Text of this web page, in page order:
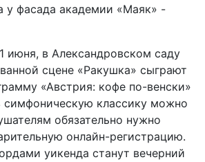
у фасада академии «Маяк» -
июня, в Александровском саду
сцене «Ракушка» сыграют
«Австрия: кофе по-венски»
симфоническую классику можно
обязательно нужно
онлайн-регистрацию.
уикенда станут вечерний